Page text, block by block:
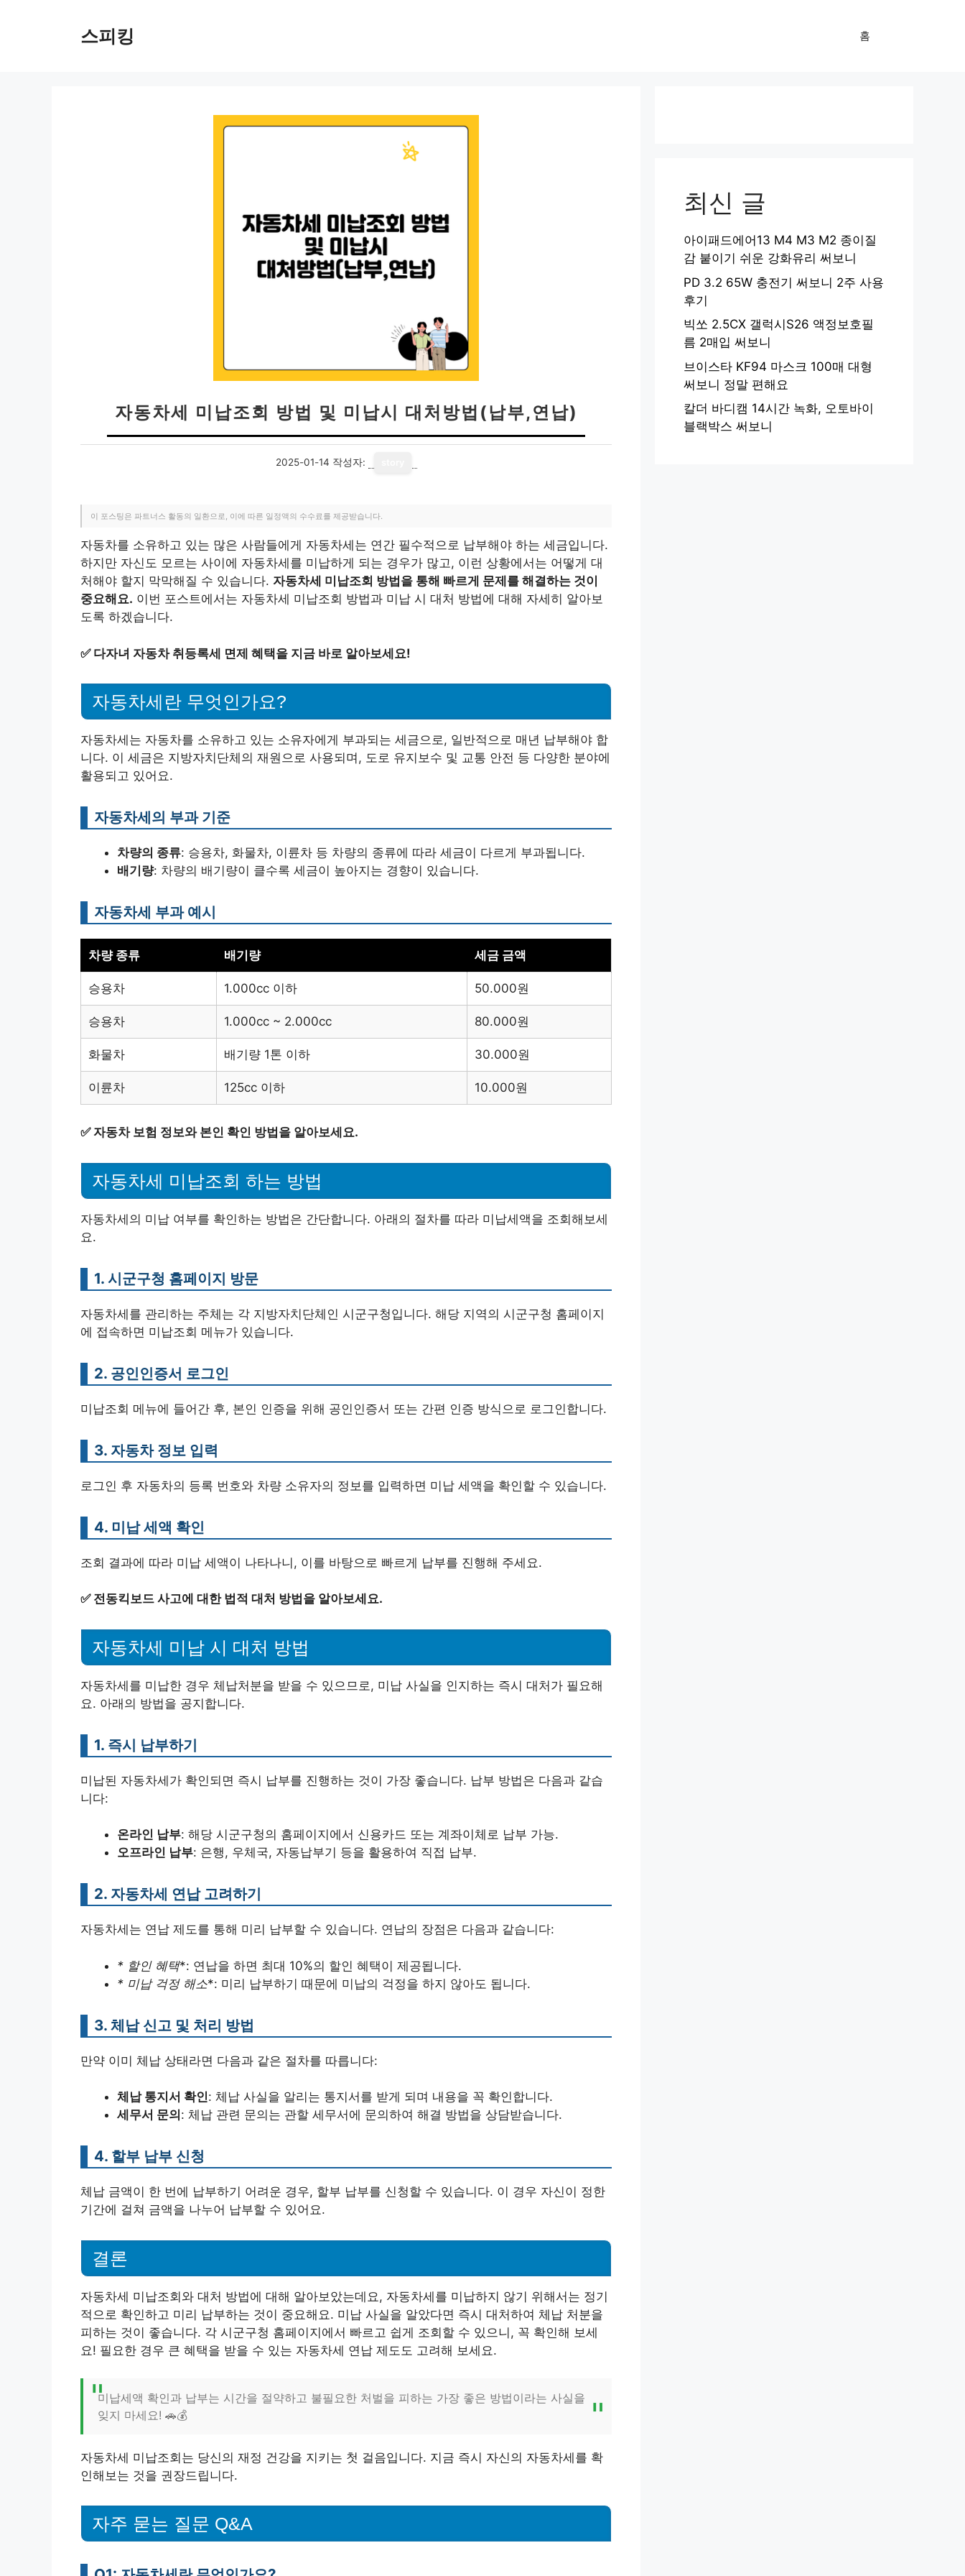
스피킹 홈
자동차세 미납조회 방법 및 미납시 대처방법(납부,연납)
2025-01-14 작성자:
이 포스팅은 파트너스 활동의 일환으로, 이에 따른 일정액의 수수료를 제공받습니다.
자동차를 소유하고 있는 많은 사람들에게 자동차세는 연간 필수적으로 납부해야 하는 세금입니다.
하지만 자신도 모르는 사이에 자동차세를 미납하게 되는 경우가 많고, 이런 상황에서는 어떻게 대
처해야 할지 막막해질 수 있습니다. 자동차세 미납조회 방법을 통해 빠르게 문제를 해결하는 것이
중요해요. 이번 포스트에서는 자동차세 미납조회 방법과 미납 시 대처 방법에 대해 자세히 알아보
도록 하겠습니다.
✅ 다자녀 자동차 취등록세 면제 혜택을 지금 바로 알아보세요!
자동차세란 무엇인가요?
자동차세는 자동차를 소유하고 있는 소유자에게 부과되는 세금으로, 일반적으로 매년 납부해야 합
니다. 이 세금은 지방자치단체의 재원으로 사용되며, 도로 유지보수 및 교통 안전 등 다양한 분야에
활용되고 있어요.
자동차세의 부과 기준
차량의 종류: 승용차, 화물차, 이륜차 등 차량의 종류에 따라 세금이 다르게 부과됩니다.
배기량: 차량의 배기량이 클수록 세금이 높아지는 경향이 있습니다.
자동차세 부과 예시
차량 종류 배기량 세금 금액
승용차 1.000cc 이하 50.000원
승용차 1.000cc ~ 2.000cc 80.000원
화물차 배기량 1톤 이하 30.000원
이륜차 125cc 이하 10.000원
✅ 자동차 보험 정보와 본인 확인 방법을 알아보세요.
자동차세 미납조회 하는 방법
자동차세의 미납 여부를 확인하는 방법은 간단합니다. 아래의 절차를 따라 미납세액을 조회해보세
요.
1. 시군구청 홈페이지 방문
자동차세를 관리하는 주체는 각 지방자치단체인 시군구청입니다. 해당 지역의 시군구청 홈페이지
에 접속하면 미납조회 메뉴가 있습니다.
2. 공인인증서 로그인
미납조회 메뉴에 들어간 후, 본인 인증을 위해 공인인증서 또는 간편 인증 방식으로 로그인합니다.
3. 자동차 정보 입력
로그인 후 자동차의 등록 번호와 차량 소유자의 정보를 입력하면 미납 세액을 확인할 수 있습니다.
4. 미납 세액 확인
조회 결과에 따라 미납 세액이 나타나니, 이를 바탕으로 빠르게 납부를 진행해 주세요.
✅ 전동킥보드 사고에 대한 법적 대처 방법을 알아보세요.
자동차세 미납 시 대처 방법
자동차세를 미납한 경우 체납처분을 받을 수 있으므로, 미납 사실을 인지하는 즉시 대처가 필요해
요. 아래의 방법을 공지합니다.
1. 즉시 납부하기
미납된 자동차세가 확인되면 즉시 납부를 진행하는 것이 가장 좋습니다. 납부 방법은 다음과 같습
니다:
온라인 납부: 해당 시군구청의 홈페이지에서 신용카드 또는 계좌이체로 납부 가능.
오프라인 납부: 은행, 우체국, 자동납부기 등을 활용하여 직접 납부.
2. 자동차세 연납 고려하기
자동차세는 연납 제도를 통해 미리 납부할 수 있습니다. 연납의 장점은 다음과 같습니다:
* 할인 혜택*: 연납을 하면 최대 10%의 할인 혜택이 제공됩니다.
* 미납 걱정 해소*: 미리 납부하기 때문에 미납의 걱정을 하지 않아도 됩니다.
3. 체납 신고 및 처리 방법
만약 이미 체납 상태라면 다음과 같은 절차를 따릅니다:
체납 통지서 확인: 체납 사실을 알리는 통지서를 받게 되며 내용을 꼭 확인합니다.
세무서 문의 : 체납 관련 문의는 관할 세무서에 문의하여 해결 방법을 상담받습니다.
4. 할부 납부 신청
체납 금액이 한 번에 납부하기 어려운 경우, 할부 납부를 신청할 수 있습니다. 이 경우 자신이 정한
기간에 걸쳐 금액을 나누어 납부할 수 있어요.
결론
자동차세 미납조회와 대처 방법에 대해 알아보았는데요, 자동차세를 미납하지 않기 위해서는 정기
적으로 확인하고 미리 납부하는 것이 중요해요. 미납 사실을 알았다면 즉시 대처하여 체납 처분을
피하는 것이 좋습니다. 각 시군구청 홈페이지에서 빠르고 쉽게 조회할 수 있으니, 꼭 확인해 보세
요! 필요한 경우 큰 혜택을 받을 수 있는 자동차세 연납 제도도 고려해 보세요.
미납세액 확인과 납부는 시간을 절약하고 불필요한 처벌을 피하는 가장 좋은 방법이라는 사실을
잊지 마세요! 🚗💰
자동차세 미납조회는 당신의 재정 건강을 지키는 첫 걸음입니다. 지금 즉시 자신의 자동차세를 확
인해보는 것을 권장드립니다.
자주 묻는 질문 Q&A
최신 글
아이패드에어13 M4 M3 M2 종이질
감 붙이기 쉬운 강화유리 써보니
PD 3.2 65W 충전기 써보니 2주 사용
후기
빅쏘 2.5CX 갤럭시S26 액정보호필
름 2매입 써보니
브이스타 KF94 마스크 100매 대형
써보니 정말 편해요
칼더 바디캠 14시간 녹화, 오토바이
블랙박스 써보니